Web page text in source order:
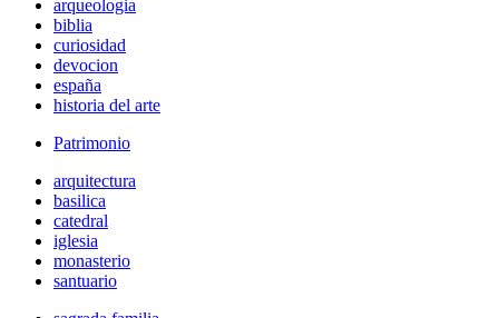
arqueologia
biblia
curiosidad
devocion
españa
historia del arte
Patrimonio
arquitectura
basilica
catedral
iglesia
monasterio
santuario